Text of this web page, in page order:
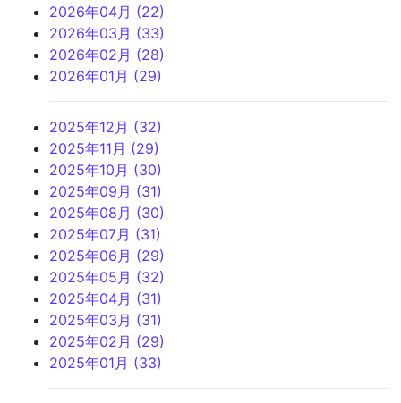
2026年04月 (22)
2026年03月 (33)
2026年02月 (28)
2026年01月 (29)
2025年12月 (32)
2025年11月 (29)
2025年10月 (30)
2025年09月 (31)
2025年08月 (30)
2025年07月 (31)
2025年06月 (29)
2025年05月 (32)
2025年04月 (31)
2025年03月 (31)
2025年02月 (29)
2025年01月 (33)